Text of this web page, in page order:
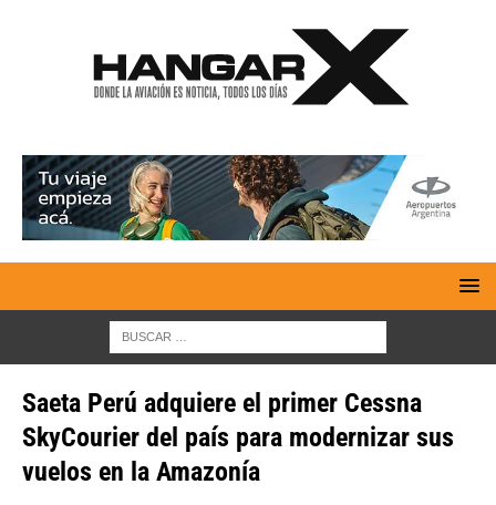
Saeta Perú adquiere el primer Cessna
SkyCourier del país para modernizar sus
vuelos en la Amazonía